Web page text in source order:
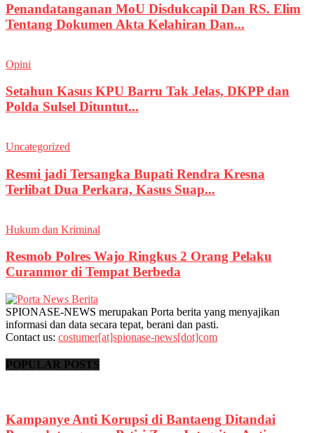
Penandatanganan MoU Disdukcapil Dan RS. Elim
Tentang Dokumen Akta Kelahiran Dan...
Opini
Setahun Kasus KPU Barru Tak Jelas, DKPP dan
Polda Sulsel Dituntut...
Uncategorized
Resmi jadi Tersangka Bupati Rendra Kresna
Terlibat Dua Perkara, Kasus Suap...
Hukum dan Kriminal
Resmob Polres Wajo Ringkus 2 Orang Pelaku
Curanmor di Tempat Berbeda
SPIONASE-NEWS merupakan Porta berita yang menyajikan
informasi dan data secara tepat, berani dan pasti.
Contact us: costumer[at]spionase-news[dot]com
POPULAR POSTS
Kampanye Anti Korupsi di Bantaeng Ditandai